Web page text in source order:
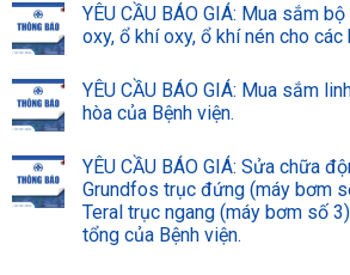
YÊU CẦU BÁO GIÁ: Mua sắm
oxy, ổ khí oxy, ổ khí nén cho
YÊU CẦU BÁO GIÁ: Mua sắm
hòa của Bệnh viện.
YÊU CẦU BÁO GIÁ: Sửa chữa
Grundfos trục đứng (máy bơm
Teral trục ngang (máy bơm số
tổng của Bệnh viện.